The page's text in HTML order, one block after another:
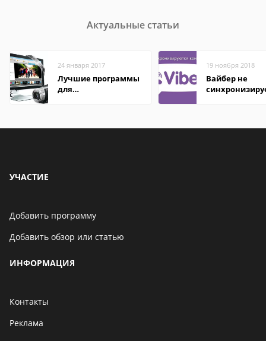
Актуальные статьи
24 января 2017
Лучшие программы
для
19 ноября 2018
Вайбер не
УЧАСТИЕ
Добавить программу
Добавить обзор или статью
ИНФОРМАЦИЯ
Контакты
Реклама